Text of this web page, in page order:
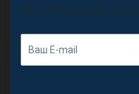
П олучить последние